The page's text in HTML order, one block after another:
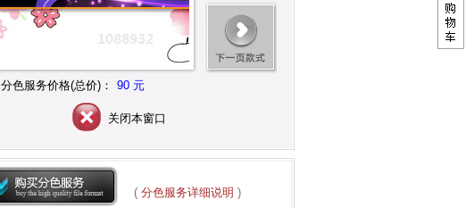
分色服务价格(总价)： 90 元
关闭本窗口
( 分色服务详细说明 )